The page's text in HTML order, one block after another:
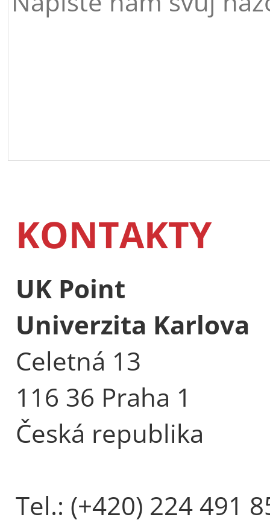
KONTAKTY
UK Point
Univerzita Karlova
Celetná 13
116 36 Praha 1
Česká republika
Tel.: (+420) 224 491